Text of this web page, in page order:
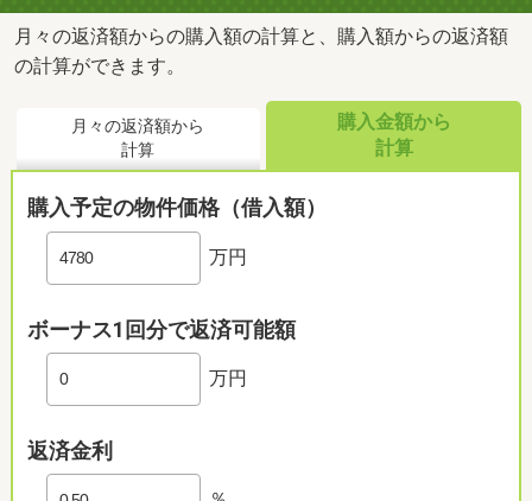
月々の返済額からの購入額の計算と、購入額からの返済額
の計算ができます。
月々の返済額から
計算
購入金額から
計算
購入予定の物件価格（借入額）
万円
ボーナス1回分で返済可能額
万円
返済金利